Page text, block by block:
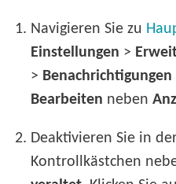
1. Navigieren Sie zu
Einstellungen >
> Benachrichtigungen
Bearbeiten neben
2. Deaktivieren Sie in
Kontrollkästchen